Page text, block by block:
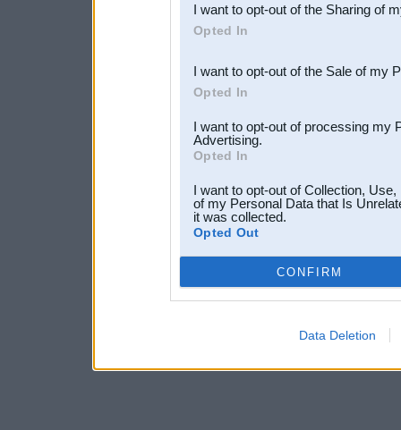
Downstream Participants
third parties.
I want to opt-out of the Sharing of
Opted In
I want to opt-out of the Sale of my
Opted In
I want to opt-out of processing my
Advertising.
Opted In
I want to opt-out of Collection,
of my Personal Data that Is
it was collected.
Opted Out
CONFIRM
Data Deletion